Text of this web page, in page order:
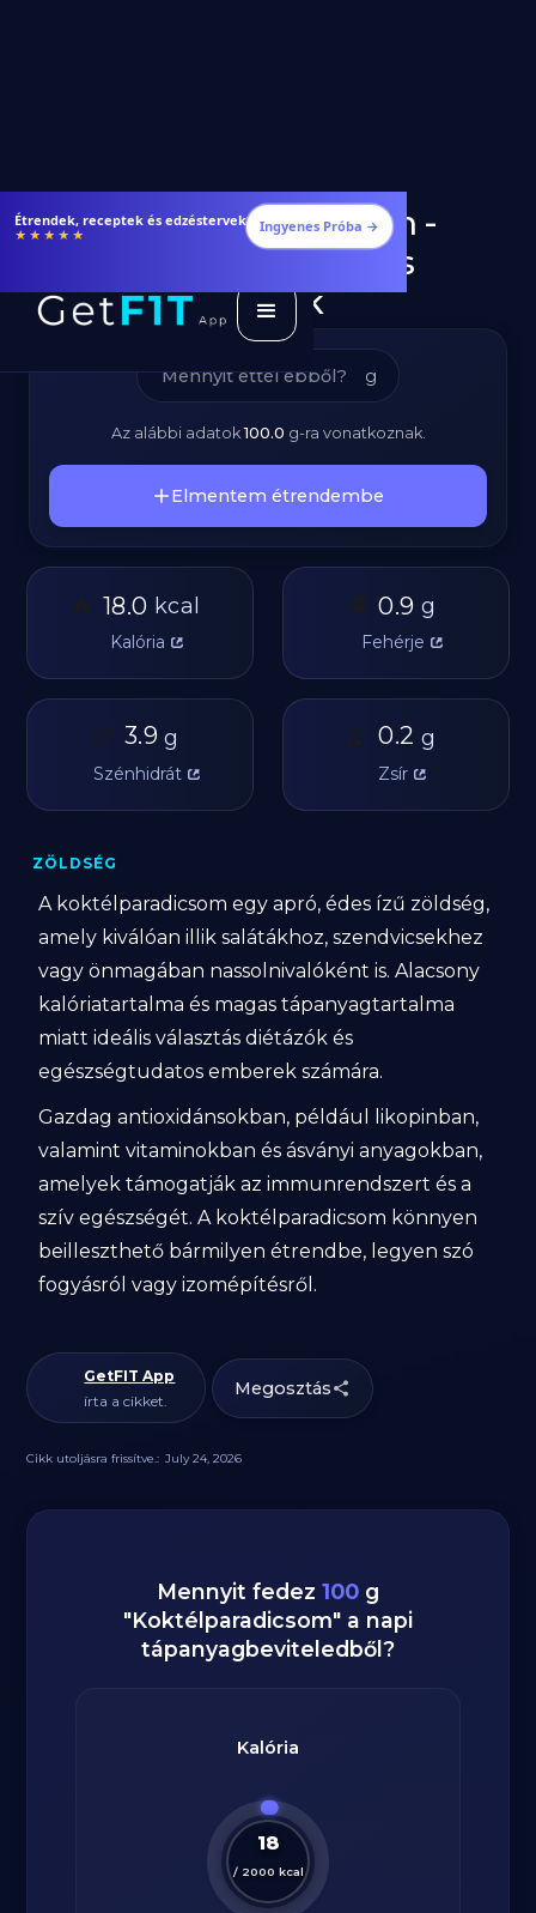
Étrendek, receptek és edzéstervek
★★★★★ Ingyenes Próba →
Koktélparadicsom -
Kalóriatartalom és
Tápanyagok
g
Az alábbi adatok100.0 g-ra vonatkoznak.
Elmentem étrendembe
🔥 18.0 kcal
Kalória
🥩 0.9 g
Fehérje
🥔 3.9 g
Szénhidrát
🫒 0.2 g
Zsír
ZÖLDSÉG
A koktélparadicsom egy apró, édes ízű zöldség,
amely kiválóan illik salátákhoz, szendvicsekhez
vagy önmagában nassolnivalóként is. Alacsony
kalóriatartalma és magas tápanyagtartalma
miatt ideális választás diétázók és
egészségtudatos emberek számára.
Gazdag antioxidánsokban, például likopinban,
valamint vitaminokban és ásványi anyagokban,
amelyek támogatják az immunrendszert és a
szív egészségét. A koktélparadicsom könnyen
beilleszthető bármilyen étrendbe, legyen szó
fogyásról vagy izomépítésről.
GetFIT App
írta a cikket.
Megosztás
Cikk utoljásra frissítve.: July 24, 2026
Mennyit fedez 100 g
"Koktélparadicsom" a napi
tápanyagbeviteledből?
Kalória
18
/ 2000 kcal